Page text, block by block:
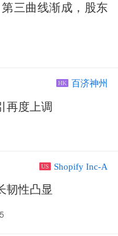
三曲线渐成，股东
HK 百济神州
再度上调
US Shopify Inc-A
韧性凸显